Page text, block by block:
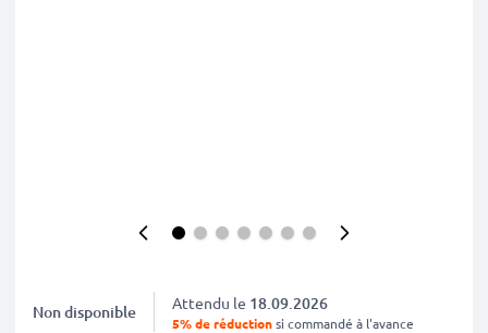
Non disponible Attendu le 18.09.2026
5% de réductionsi commandé à l'avance